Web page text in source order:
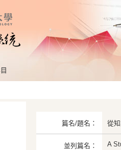
篇名/題名： 從
並列篇名： A